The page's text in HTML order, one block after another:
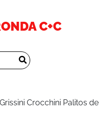
C+C
Crocchini Palitos de